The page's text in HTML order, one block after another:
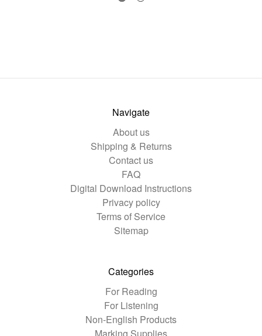
Navigate
About us
Shipping & Returns
Contact us
FAQ
Digital Download Instructions
Privacy policy
Terms of Service
Sitemap
Categories
For Reading
For Listening
Non-English Products